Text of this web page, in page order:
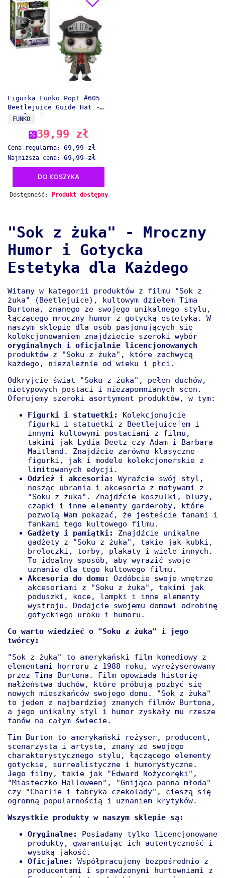
Figurka Funko Pop! #605
Beetlejuice Guide Hat -
Beetlejuice
PRODUCENT
FUNKO
Cena promocyjna
39,99 zł
Cena regularna: 69,99 zł
Najniższa cena: 69,99 zł
DO KOSZYKA
Dostępność: Produkt dostępny
"Sok z żuka" - Mroczny
Humor i Gotycka
Estetyka dla Każdego
Witamy w kategorii produktów z filmu "Sok z
żuka" (Beetlejuice), kultowym dziełem Tima
Burtona, znanego ze swojego unikalnego stylu,
łączącego mroczny humor z gotycką estetyką. W
naszym sklepie dla osób pasjonujących się
kolekcjonowaniem znajdziecie szeroki wybór
oryginalnych i oficjalnie licencjonowanych
produktów z "Soku z żuka", które zachwycą
każdego, niezależnie od wieku i płci.
Odkryjcie świat "Soku z żuka", pełen duchów,
nietypowych postaci i niezapomnianych scen.
Oferujemy szeroki asortyment produktów, w tym:
Figurki i statuetki:
Kolekcjonujcie
figurki i statuetki z Beetlejuice'em i
innymi kultowymi postaciami z filmu,
takimi jak Lydia Deetz czy Adam i Barbara
Maitland. Znajdźcie zarówno klasyczne
figurki, jak i modele kolekcjonerskie z
limitowanych edycji.
Odzież i akcesoria:
Wyraźcie swój styl,
nosząc ubrania i akcesoria z motywami z
"Soku z żuka". Znajdźcie koszulki, bluzy,
czapki i inne elementy garderoby, które
pozwolą Wam pokazać, że jesteście fanami i
fankami tego kultowego filmu.
Gadżety i pamiątki:
Znajdźcie unikalne
gadżety z "Soku z żuka", takie jak kubki,
breloczki, torby, plakaty i wiele innych.
To idealny sposób, aby wyrazić swoje
uznanie dla tego kultowego filmu.
Akcesoria do domu:
Ozdóbcie swoje wnętrze
akcesoriami z "Soku z żuka", takimi jak
poduszki, koce, lampki i inne elementy
wystroju. Dodajcie swojemu domowi odrobinę
gotyckiego uroku i humoru.
Co warto wiedzieć o "Soku z żuka" i jego
twórcy:
"Sok z żuka" to amerykański film komediowy z
elementami horroru z 1988 roku, wyreżyserowany
przez Tima Burtona. Film opowiada historię
małżeństwa duchów, które próbują pozbyć się
nowych mieszkańców swojego domu. "Sok z żuka"
to jeden z najbardziej znanych filmów Burtona,
a jego unikalny styl i humor zyskały mu rzesze
fanów na całym świecie.
Tim Burton to amerykański reżyser, producent,
scenarzysta i artysta, znany ze swojego
charakterystycznego stylu, łączącego elementy
gotyckie, surrealistyczne i humorystyczne.
Jego filmy, takie jak "Edward Nożycoręki",
"Miasteczko Halloween", "Gnijąca panna młoda"
czy "Charlie i fabryka czekolady", cieszą się
ogromną popularnością i uznaniem krytyków.
Wszystkie produkty w naszym sklepie są:
Oryginalne:
Posiadamy tylko licencjonowane
produkty, gwarantując ich autentyczność i
wysoką jakość.
Oficjalne:
Współpracujemy bezpośrednio z
producentami i sprawdzonymi hurtowniami z